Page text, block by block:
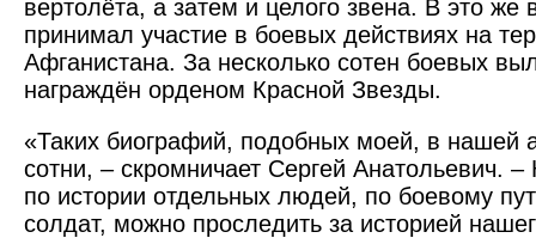
вертолёта, а затем и целого звена. В это же
принимал участие в боевых действиях на
Афганистана. За несколько сотен боевых
награждён орденом Красной Звезды.
«Таких биографий, подобных моей, в нашей
сотни, – скромничает Сергей Анатольевич. –
по истории отдельных людей, по боевому
солдат, можно проследить за историей